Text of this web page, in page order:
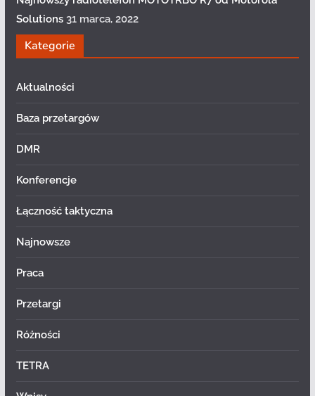
Solutions 31 marca, 2022
Kategorie
Aktualności
Baza przetargów
DMR
Konferencje
Łączność taktyczna
Najnowsze
Praca
Przetargi
Różności
TETRA